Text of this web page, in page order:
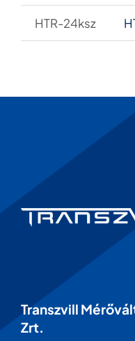
HTR-24ksz
Transzvill
Zrt.